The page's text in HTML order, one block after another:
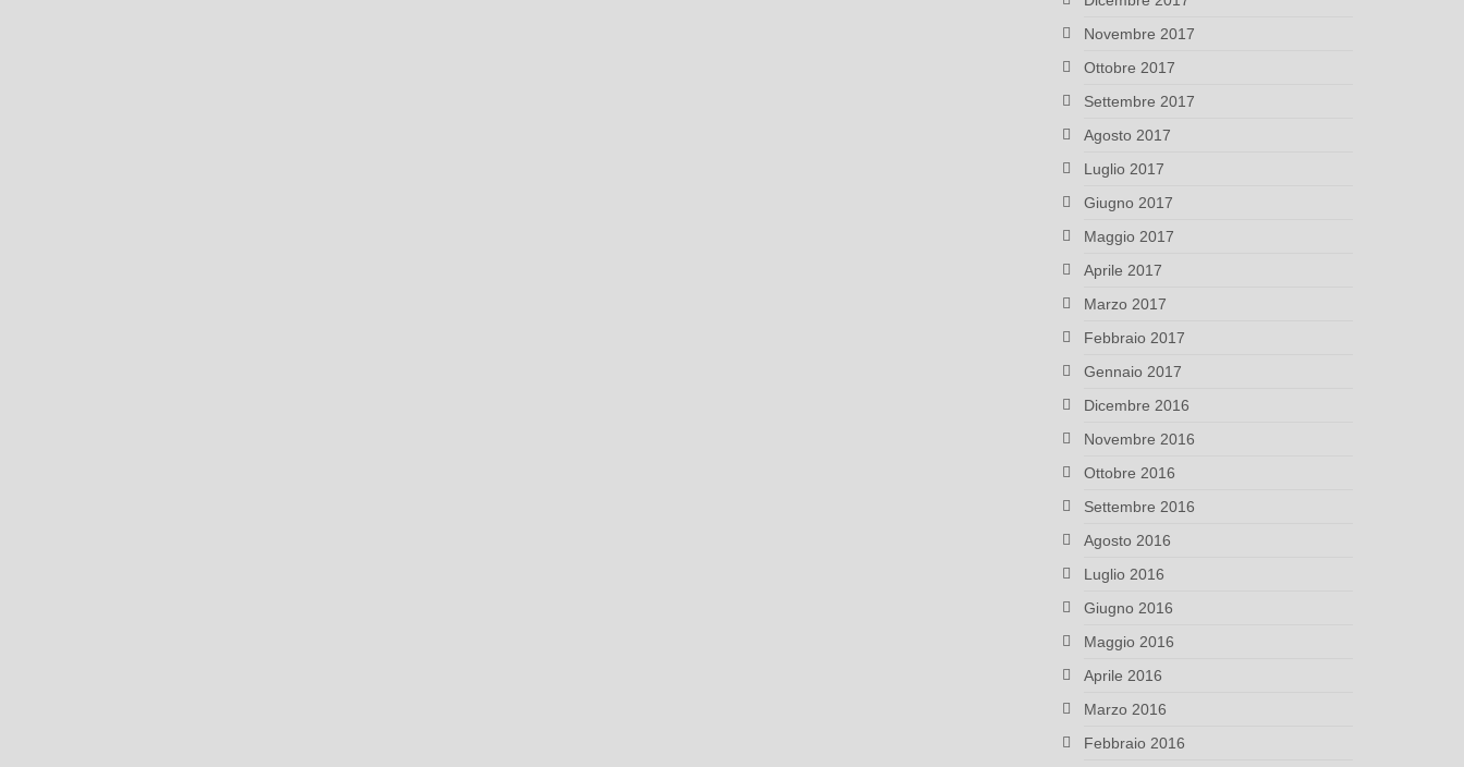
Novembre 2017
Ottobre 2017
Settembre 2017
Agosto 2017
Luglio 2017
Giugno 2017
Maggio 2017
Aprile 2017
Marzo 2017
Febbraio 2017
Gennaio 2017
Dicembre 2016
Novembre 2016
Ottobre 2016
Settembre 2016
Agosto 2016
Luglio 2016
Giugno 2016
Maggio 2016
Aprile 2016
Marzo 2016
Febbraio 2016